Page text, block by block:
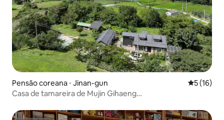
Pensão coreana ⋅ Jinan-gun 5 de uma
5 (16)
Casa de tamareira de Mujin Gihaeng
observação do Mujeongihaeng